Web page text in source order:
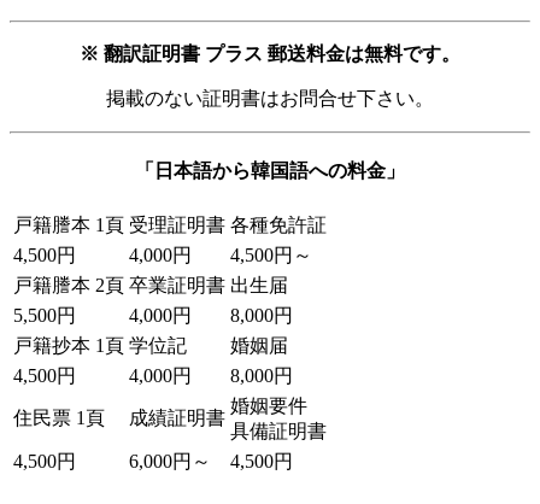
※ 翻訳証明書 プラス 郵送料金は無料です。
掲載のない証明書はお問合せ下さい。
「日本語から韓国語への料金」
戸籍謄本 1頁 受理証明書 各種免許証
4,500円
4,000円
4,500円～
戸籍謄本 2頁 卒業証明書 出生届
5,500円
4,000円
8,000円
戸籍抄本 1頁 学位記
婚姻届
4,500円
4,000円 8,000円
住民票 1頁 成績証明書
婚姻要件
具備証明書
4,500円
6,000円～ 4,500円